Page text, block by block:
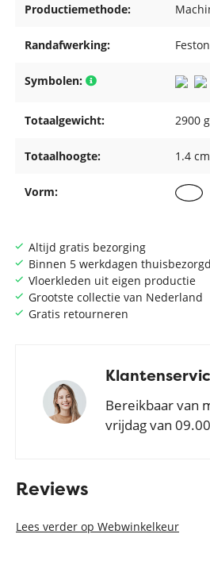
Altijd gratis bezorging
Binnen 5 werkdagen thuisbezorgd
Vloerkleden uit eigen productie
Grootste collectie van Nederland
Gratis retourneren
Bereikbaar van
vrijdag van
Productiemethode:
Randafwerking:
Symbolen:
Totaalgewicht: 2900
Totaalhoogte: 1.4 cm
Vorm:
Reviews
Lees verder op Webwinkelkeur